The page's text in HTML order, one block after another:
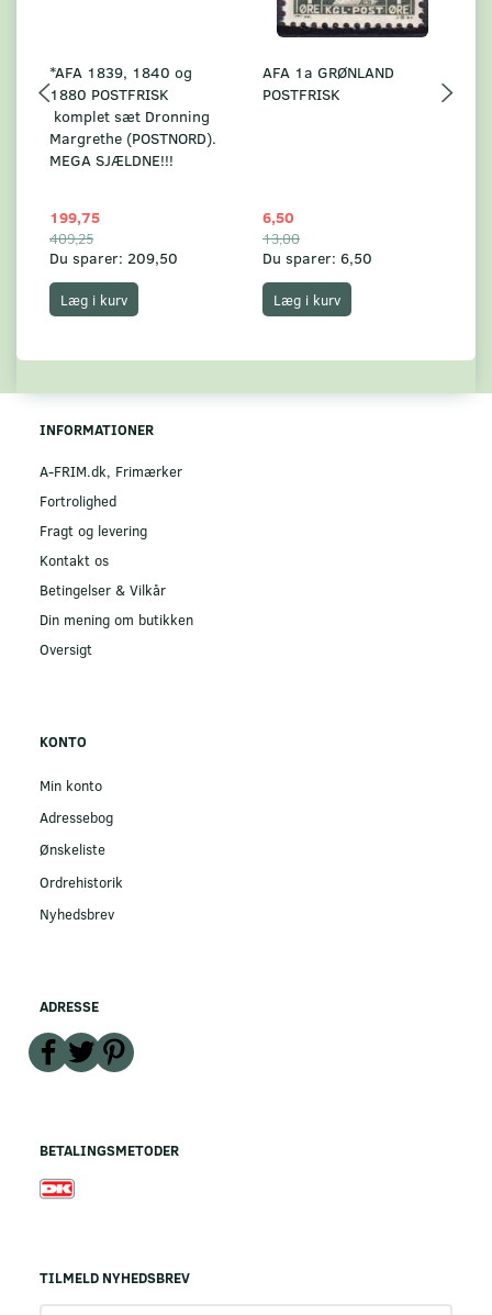
*AFA 1839, 1840 og
1880 POSTFRISK
komplet sæt Dronning
Margrethe (POSTNORD).
MEGA SJÆLDNE!!!
199,75
409,25
Du sparer: 209,50
Læg i kurv
AFA 1a GRØNLAND
POSTFRISK
6,50
13,00
Du sparer: 6,50
Læg i kurv
INFORMATIONER
A-FRIM.dk, Frimærker
Fortrolighed
Fragt og levering
Kontakt os
Betingelser & Vilkår
Din mening om butikken
Oversigt
KONTO
Min konto
Adressebog
Ønskeliste
Ordrehistorik
Nyhedsbrev
ADRESSE
BETALINGSMETODER
TILMELD NYHEDSBREV